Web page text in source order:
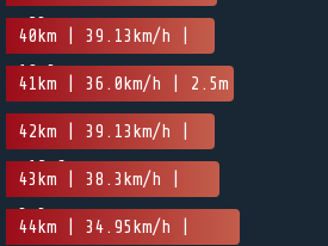
-23m
40km | 39.13km/h |
10.3m
41km | 36.0km/h | 2.5m
42km | 39.13km/h |
-12.6m
43km | 38.3km/h |
3.3m
44km | 34.95km/h |